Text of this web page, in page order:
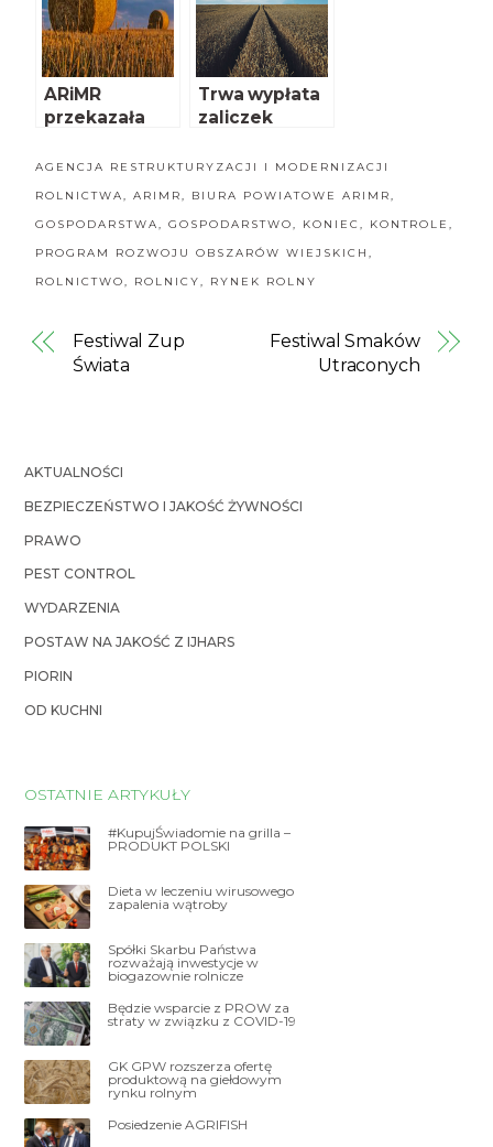
ARiMR
przekazała
mld złotych
Trwa wypłata
zaliczek
AGENCJA RESTRUKTURYZACJI I MODERNIZACJI
ROLNICTWA,ARIMR, BIURA POWIATOWE ARIMR,
GOSPODARSTWA,GOSPODARSTWO, KONIEC, KONTROLE,
PROGRAM ROZWOJU OBSZARÓW WIEJSKICH,
ROLNICTWO, ROLNICY, RYNEK ROLNY
Festiwal Zup
Świata
Festiwal Smaków
Utraconych
AKTUALNOŚCI
BEZPIECZEŃSTWO I JAKOŚĆ ŻYWNOŚCI
PRAWO
PEST CONTROL
WYDARZENIA
POSTAW NA JAKOŚĆ Z IJHARS
PIORIN
OD KUCHNI
OSTATNIE ARTYKUŁY
#KupujŚwiadomie na grilla –
PRODUKT POLSKI
Dieta w leczeniu wirusowego
zapalenia wątroby
Spółki Skarbu Państwa
rozważają inwestycje w
biogazownie rolnicze
Będzie wsparcie z PROW za
straty w związku z COVID-19
GK GPW rozszerza ofertę
produktową na giełdowym
rynku rolnym
Posiedzenie AGRIFISH